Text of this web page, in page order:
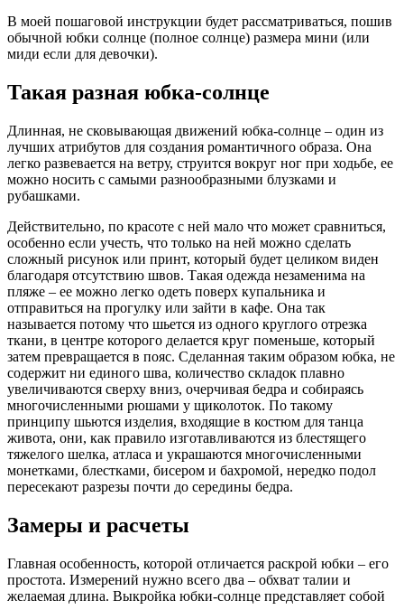
В моей пошаговой инструкции будет рассматриваться, пошив
обычной юбки солнце (полное солнце) размера мини (или
миди если для девочки).
Такая разная юбка-солнце
Длинная, не сковывающая движений юбка-солнце – один из
лучших атрибутов для создания романтичного образа. Она
легко развевается на ветру, струится вокруг ног при ходьбе, ее
можно носить с самыми разнообразными блузками и
рубашками.
Действительно, по красоте с ней мало что может сравниться,
особенно если учесть, что только на ней можно сделать
сложный рисунок или принт, который будет целиком виден
благодаря отсутствию швов. Такая одежда незаменима на
пляже – ее можно легко одеть поверх купальника и
отправиться на прогулку или зайти в кафе. Она так
называется потому что шьется из одного круглого отрезка
ткани, в центре которого делается круг поменьше, который
затем превращается в пояс. Сделанная таким образом юбка, не
содержит ни единого шва, количество складок плавно
увеличиваются сверху вниз, очерчивая бедра и собираясь
многочисленными рюшами у щиколоток. По такому
принципу шьются изделия, входящие в костюм для танца
живота, они, как правило изготавливаются из блестящего
тяжелого шелка, атласа и украшаются многочисленными
монетками, блестками, бисером и бахромой, нередко подол
пересекают разрезы почти до середины бедра.
Замеры и расчеты
Главная особенность, которой отличается раскрой юбки – его
простота. Измерений нужно всего два – обхват талии и
желаемая длина. Выкройка юбки-солнце представляет собой